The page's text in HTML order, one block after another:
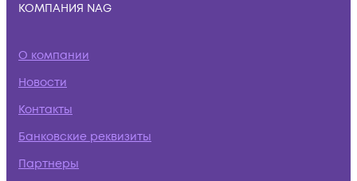
КОМПАНИЯ NAG
О компании
Новости
Контакты
Банковские реквизиты
Партнеры